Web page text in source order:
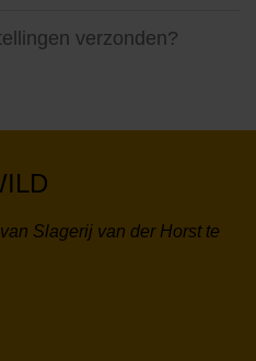
verzonden?
Slagerij van der Horst te